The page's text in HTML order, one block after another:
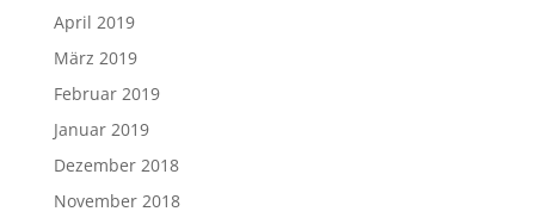
April 2019
März 2019
Februar 2019
Januar 2019
Dezember 2018
November 2018